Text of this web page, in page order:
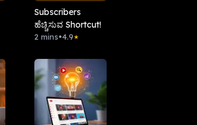
Subscribers
ಹೆಚ್ಚಿಸುವ Shortcut!
2 mins•4.9★